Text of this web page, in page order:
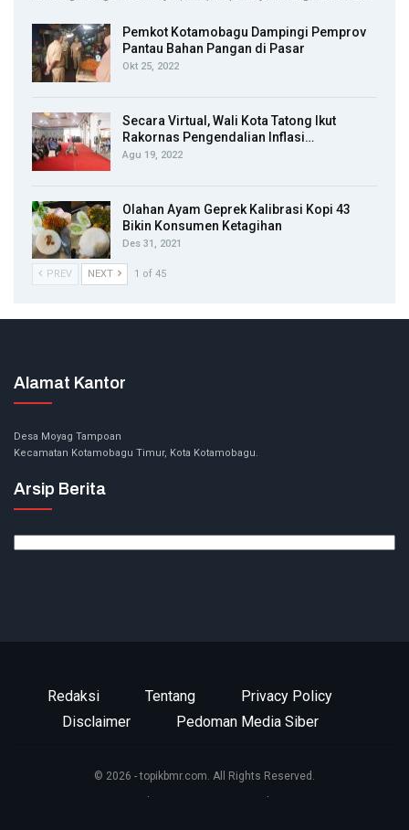
Pemkot Kotamobagu Dampingi Pemprov
Pantau Bahan Pangan di Pasar
Okt 25, 2022
Secara Virtual, Wali Kota Tatong Ikut
Rakornas Pengendalian Inflasi…
Agu 19, 2022
Olahan Ayam Geprek Kalibrasi Kopi 43
Bikin Konsumen Ketagihan
Des 31, 2021
PREV NEXT 1 of 45
Alamat Kantor
Desa Moyag Tampoan
Kecamatan Kotamobagu Timur, Kota Kotamobagu.
Arsip Berita
Redaksi Tentang
Privacy Policy
Disclaimer
Pedoman Media Siber
© 2026 - topikbmr.com. All Rights Reserved.
Website Design:
BetterStudio